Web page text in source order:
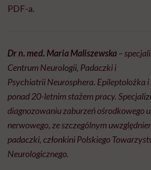
PDF-a.
Dr n. med. Maria Maliszewska–
Centrum Neurologii, Padaczki i
PsychiatriiNeurosphera. Epileptolożka i
ponad 20-letnim stażem pracy.
diagnozowaniu zaburzeń ośrodkowego
nerwowego, ze szczególnym
padaczki, członkini Polskiego
Neurologicznego.